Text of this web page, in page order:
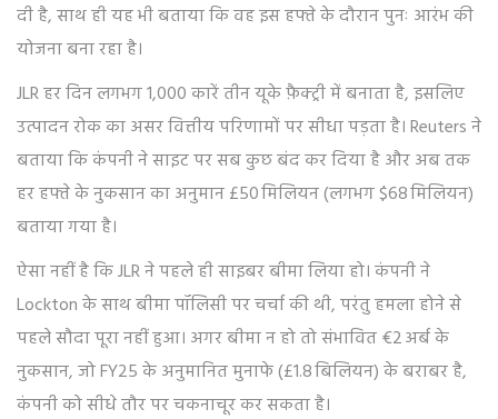
दी है, साथ ही यह भी बताया कि वह इस हफ्ते के दौरान पुनः आरंभ की
योजना बना रहा है।
JLR हर दिन लगभग 1,000 कारें तीन यूके फ़ैक्ट्री में बनाता है, इसलिए
उत्पादन रोक का असर वित्तीय परिणामों पर सीधा पड़ता है। Reuters ने
बताया कि कंपनी ने साइट पर सब कुछ बंद कर दिया है और अब तक
हर हफ्ते के नुकसान का अनुमान £50 मिलियन (लगभग $68 मिलियन)
बताया गया है।
ऐसा नहीं है कि JLR ने पहले ही साइबर बीमा लिया हो। कंपनी ने
Lockton के साथ बीमा पॉलिसी पर चर्चा की थी, परंतु हमला होने से
पहले सौदा पूरा नहीं हुआ। अगर बीमा न हो तो संभावित €2 अर्ब के
नुकसान, जो FY25 के अनुमानित मुनाफे (£1.8 बिलियन) के बराबर है,
कंपनी को सीधे तौर पर चकनाचूर कर सकता है।